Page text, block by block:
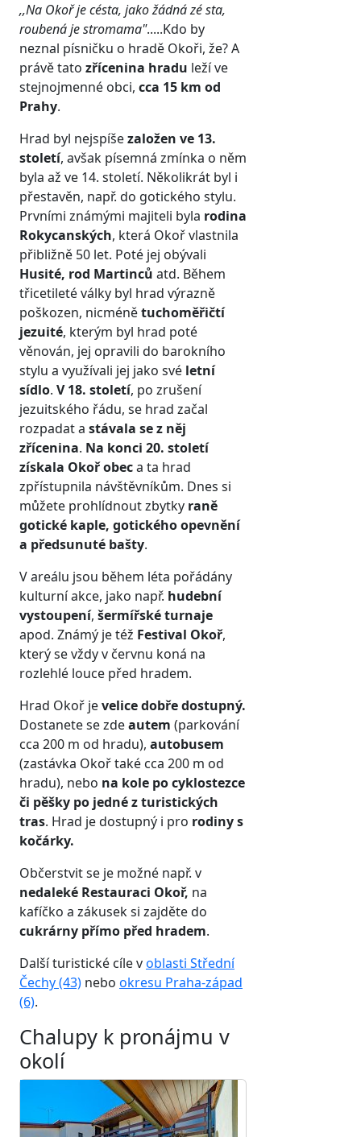
,,Na Okoř je césta, jako žádná zé sta,
roubená je stromama".....Kdo by
neznal písničku o hradě Okoři, že? A
právě tato zřícenina hradu leží ve
stejnojmenné obci, cca 15 km od
Prahy.
Hrad byl nejspíšezaložen ve 13.
století, avšak písemná zmínka o něm
byla až ve 14. století. Několikrát byl i
přestavěn, např. do gotického stylu.
Prvními známými majiteli byla rodina
Rokycanských, která Okoř vlastnila
přibližně 50 let. Poté jej obývali
Husité, rod Martinců atd. Během
třicetileté války byl hrad výrazně
poškozen, nicménětuchoměřičtí
jezuité, kterým byl hrad poté
věnován, jej opravili do barokního
stylu a využívali jej jako své letní
sídlo. V 18. století, po zrušení
jezuitského řádu, se hrad začal
rozpadat a stávala se z něj
zřícenina. Na konci 20. století
získala Okoř obeca ta hrad
zpřístupnila návštěvníkům. Dnes si
můžete prohlídnout zbytky raně
gotické kaple, gotického opevnění
a předsunuté bašty.
V areálu jsou během léta pořádány
kulturní akce, jako např. hudební
vystoupení, šermířské turnaje
apod. Známý je též Festival Okoř,
který se vždy v červnu koná na
rozlehlé louce před hradem.
Hrad Okoř jevelice dobře dostupný.
Dostanete se zdeautem (parkování
cca 200 m od hradu), autobusem
(zastávka Okoř také cca 200 m od
hradu), nebo na kole po cyklostezce
či pěšky po jedné z turistických
tras. Hrad je dostupný i pro rodiny s
kočárky.
Občerstvit se je možné např. v
nedaleké Restauraci Okoř, na
kafíčko a zákusek si zajděte do
cukrárny přímo před hradem.
Další turistické cíle voblasti Střední
Čechy (43) nebo okresu Praha-západ
(6).
Chalupy k pronájmu v
okolí